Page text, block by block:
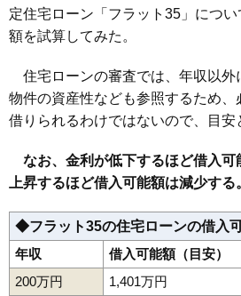
定住宅ローン「フラット35」につ
額を試算してみた。
住宅ローンの審査では、年収以外
物件の資産性なども参照するため
借りられるわけではないので、目安
なお、金利が低下するほど借入
上昇するほど借入可能額は減少する
◆フラット35の住宅ローンの借入
年収
借入可能額（目安）
200万円
1,401万円